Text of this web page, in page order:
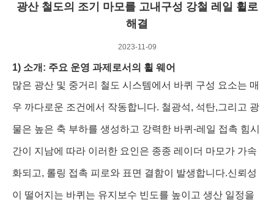
광산 철도의 조기 마모를 고내구성 강철 레일 휠로
해결
2023-11-09
1) 소개: 주요 운영 과제로서의 휠 웨어
많은 광산 및 중거리 철도 시스템에서 바퀴 구성 요소는 매
우 까다로운 조건에서 작동합니다. 철광석, 석탄,그리고 광
물은 높은 축 부하를 생성하고 강력한 바퀴-레일 접촉 힘시
간이 지남에 따라 이러한 요인은 종종 레이더 마모가 가속
화되고, 롤링 접촉 피로와 표면 결함이 발생합니다.신뢰성
이 떨어지는 바퀴는 유지보수 빈도를 높이고 생산 일정을